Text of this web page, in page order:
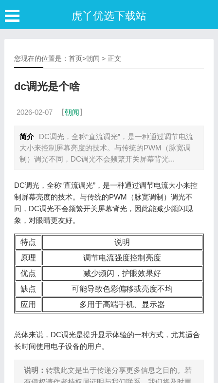
虎丫优选下载站
您现在的位置是： 首页>朝闻 > 正文
dc调光是个啥
2026-02-07 【朝闻】
简介
DC调光，全称“直流调光”，是一种通过调节电流
大小来控制屏幕亮度的技术。与传统的PWM（脉宽调
制）调光不同，DC调光不会频繁开关屏幕背光...
DC调光，全称“直流调光”，是一种通过调节电流大小来控
制屏幕亮度的技术。与传统的PWM（脉宽调制）调光不
同，DC调光不会频繁开关屏幕背光，因此能减少频闪现
象，对眼睛更友好。
特点
说明
原理
调节电流强度控制亮度
优点
减少频闪，护眼效果好
缺点
可能导致色彩偏移或亮度不均
应用
多用于高端手机、显示器
总体来说，DC调光是提升显示体验的一种方式，尤其适合
长时间使用电子设备的用户。
说明： 转载此文是出于传递分享更多信息之目的。若